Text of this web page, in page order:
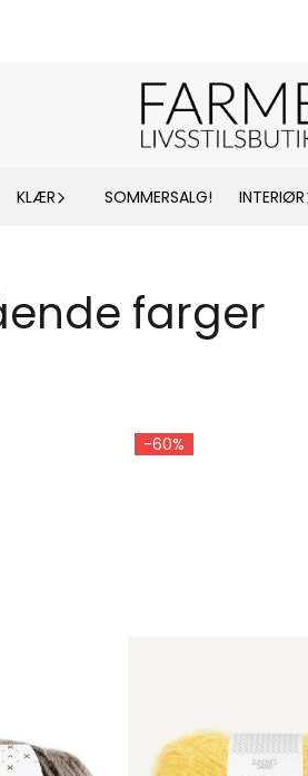
KLÆR SOMMERSALG! INTERIØR
farger
-60%